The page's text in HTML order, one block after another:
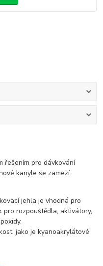
řešením pro dávkování
kanyle se zamezí
jehla je vhodná pro
pro rozpouštědla, aktivátory,
jako je kyanoakrylátové